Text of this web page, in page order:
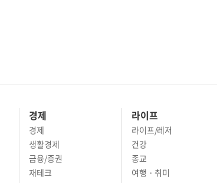
경제
경제
생활경제
금융/증권
재테크
라이프
라이프/레저
건강
종교
여행 · 취미